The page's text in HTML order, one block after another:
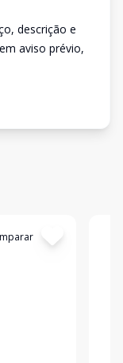
descrição e
aviso prévio,